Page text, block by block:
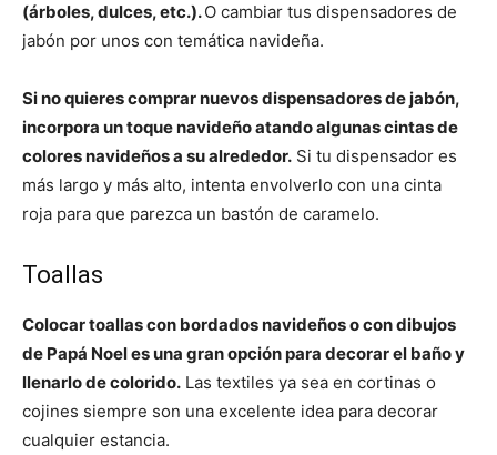
(árboles, dulces, etc.).O cambiar tus dispensadores de
jabón por unos con temática navideña.
Si no quieres comprar nuevos dispensadores de jabón,
incorpora un toque navideño atando algunas cintas de
colores navideños a su alrededor. Si tu dispensador es
más largo y más alto, intenta envolverlo con una cinta
roja para que parezca un bastón de caramelo.
Toallas
Colocar toallas con bordados navideños o con dibujos
de Papá Noel es una gran opción para decorar el baño y
llenarlo de colorido. Las textiles ya sea en cortinas o
cojines siempre son una excelente idea para decorar
cualquier estancia.